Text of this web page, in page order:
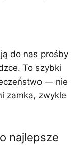
do nas prośby
To szybki
— nie
zamka, zwykle
najlepsze